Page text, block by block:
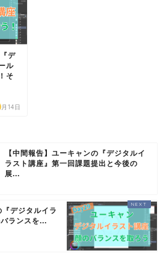
デ
ル
そ
14日
【中間報告】ユーキャンの『デジタルイ
ラスト講座』第一回課題提出と今後の
展...
デジタルイラ
ランスを...